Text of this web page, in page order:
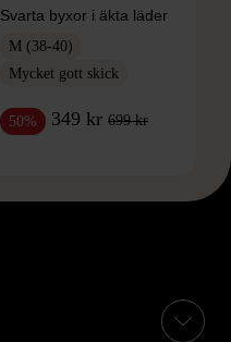
Svarta byxor i äkta läder
M (38-40)
Mycket gott skick
50% 349 kr 699 kr